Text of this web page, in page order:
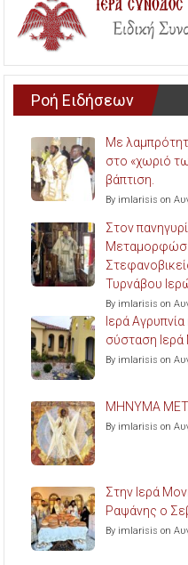
Ροή Ειδήσεων
Με
στο «χωριό
βάπτιση.
By imlarisis on
Στον
Τυρνάβου
By imlarisis on
Ιερά
σύσταση
By imlarisis on
ΜΗΝΥΜΑ
By imlarisis on
Στην Ιερά
Ραψάνης ο
By imlarisis on